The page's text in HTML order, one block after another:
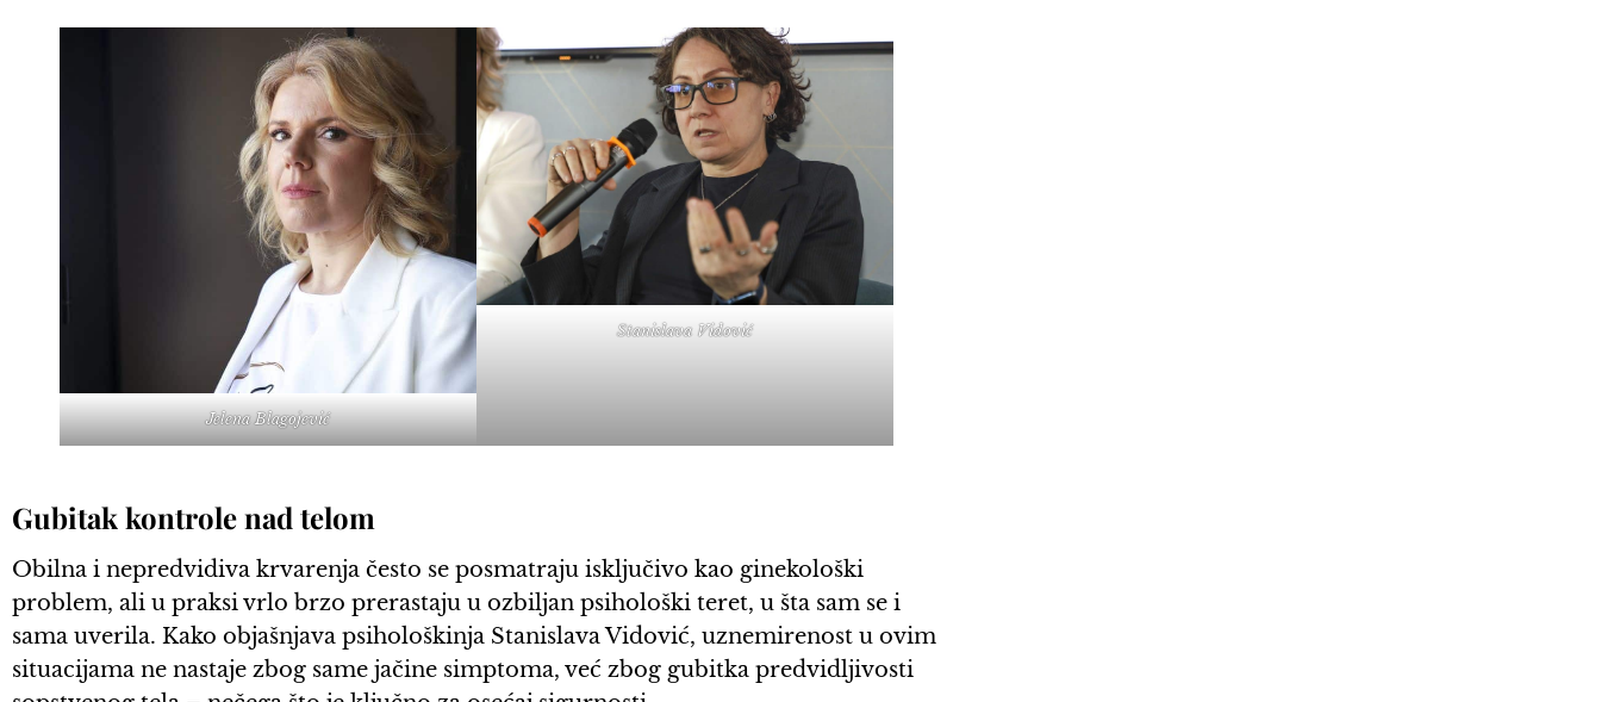
Jelena Blagojević
Stanislava Vidović
Gubitak kontrole nad telom
Obilna i nepredvidiva krvarenja često se posmatraju isključivo kao ginekološki
problem, ali u praksi vrlo brzo prerastaju u ozbiljan psihološki teret, u šta sam se i
sama uverila. Kako objašnjava psihološkinja Stanislava Vidović, uznemirenost u ovim
situacijama ne nastaje zbog same jačine simptoma, već zbog gubitka predvidljivosti